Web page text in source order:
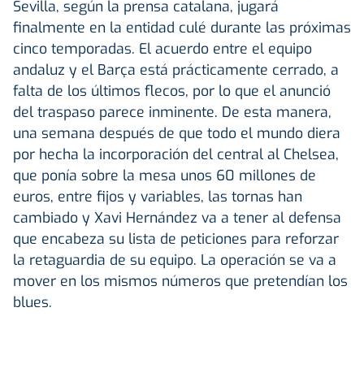
Sevilla, según la prensa catalana, jugará
finalmente en la entidad culé durante las próximas
cinco temporadas. El acuerdo entre el equipo
andaluz y el Barça está prácticamente cerrado, a
falta de los últimos flecos, por lo que el anunció
del traspaso parece inminente. De esta manera,
una semana después de que todo el mundo diera
por hecha la incorporación del central al Chelsea,
que ponía sobre la mesa unos 60 millones de
euros, entre fijos y variables, las tornas han
cambiado y Xavi Hernández va a tener al defensa
que encabeza su lista de peticiones para reforzar
la retaguardia de su equipo. La operación se va a
mover en los mismos números que pretendían los
blues.